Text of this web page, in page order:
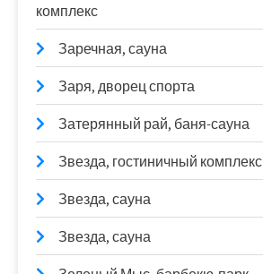
комплекс
Заречная, сауна
Заря, дворец спорта
Затерянный рай, баня-сауна
Звезда, гостиничный комплекс
Звезда, сауна
Звезда, сауна